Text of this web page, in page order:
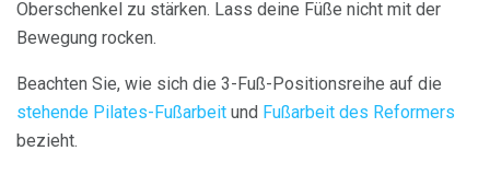
Oberschenkel zu stärken. Lass deine Füße nicht mit der
Bewegung rocken.
Beachten Sie, wie sich die 3-Fuß-Positionsreihe auf die
stehende Pilates-Fußarbeit und Fußarbeit des Reformers
bezieht.